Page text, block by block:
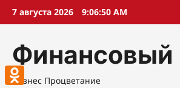
Перейти
7 августа 2026 9:06:50 AM
Финансовый
Бизнес Процветание